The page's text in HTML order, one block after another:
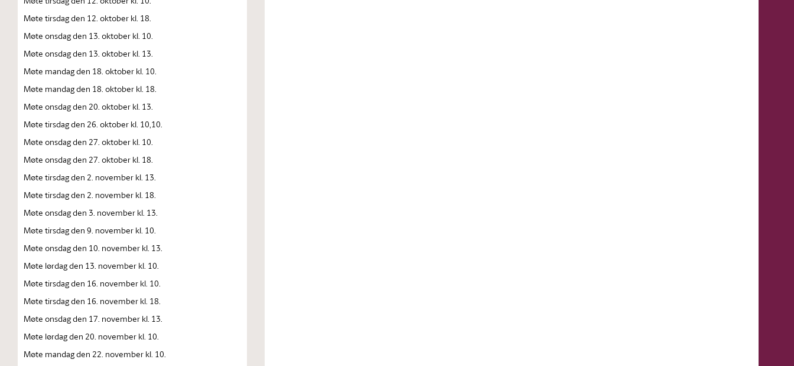
Møte tirsdag den 12. oktober kl. 18.
Møte onsdag den 13. oktober kl. 10.
Møte onsdag den 13. oktober kl. 13.
Møte mandag den 18. oktober kl. 10.
Møte mandag den 18. oktober kl. 18.
Møte onsdag den 20. oktober kl. 13.
Møte tirsdag den 26. oktober kl. 10,10.
Møte onsdag den 27. oktober kl. 10.
Møte onsdag den 27. oktober kl. 18.
Møte tirsdag den 2. november kl. 13.
Møte tirsdag den 2. november kl. 18.
Møte onsdag den 3. november kl. 13.
Møte tirsdag den 9. november kl. 10.
Møte onsdag den 10. november kl. 13.
Møte lørdag den 13. november kl. 10.
Møte tirsdag den 16. november kl. 10.
Møte tirsdag den 16. november kl. 18.
Møte onsdag den 17. november kl. 13.
Møte lørdag den 20. november kl. 10.
Møte mandag den 22. november kl. 10.